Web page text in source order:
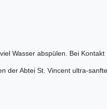
Wasser abspülen. Bei
der Abtei St. Vincent ultra-